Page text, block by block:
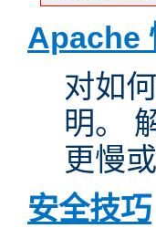
Apache
对如
明。
更慢
安全技巧